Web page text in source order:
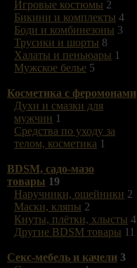
Игровые костюмы 2
Бикини и комплекты 4
Боди и комбинезоны 3
Трусики и шорты 8
Халаты и пеньюары 1
Мужское белье 5
Косметика с феромонами
Духи и смазки для
мужчин 1
Средства по уходу за
телом, косметика 1
BDSM, садо-мазо
товары 19
Наручники, ошейники 2
Маски, кляпы 2
Кнуты, плётки, хлысты 4
Другие BDSM товары 11
Секс-мебель и качели 3